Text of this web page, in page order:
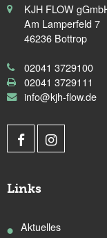
KJH FLOW
Am Lamperfeld 7
46236 Bottrop
02041 3729100
02041 3729111
info@kjh-flow.de
Links
Aktuelles